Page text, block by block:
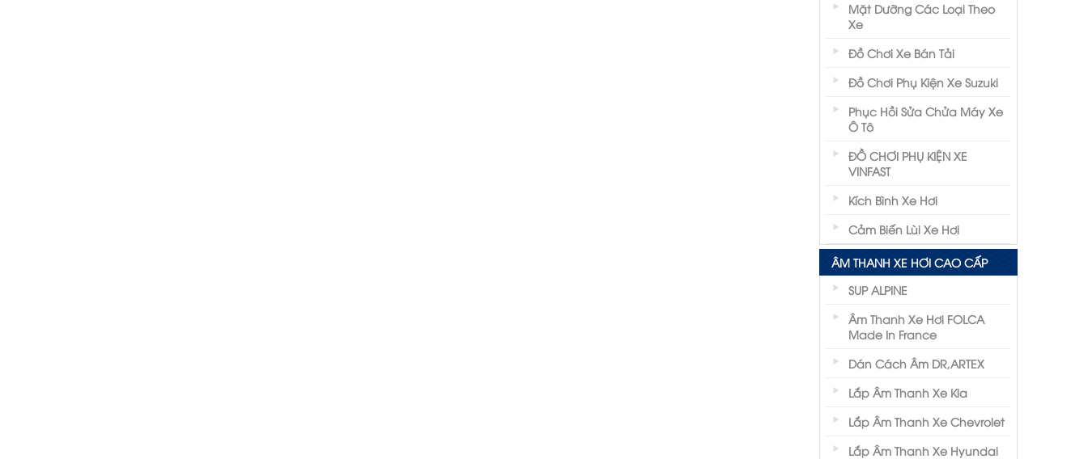
Mặt Dưỡng Các Loại Theo
Xe
Đồ Chơi Xe Bán Tải
Đồ Chơi Phụ Kiện Xe Suzuki
Phục Hồi Sửa Chửa Máy Xe
Ô Tô
ĐỒ CHƠI PHỤ KIỆN XE
VINFAST
Kích Bình Xe Hơi
Cảm Biến Lùi Xe Hơi
ÂM THANH XE HƠI CAO CẤP
SUP ALPINE
Âm Thanh Xe Hơi FOLCA
Made In France
Dán Cách Âm DR,ARTEX
Lắp Âm Thanh Xe Kia
Lắp Âm Thanh Xe Chevrolet
Lắp Âm Thanh Xe Hyundai